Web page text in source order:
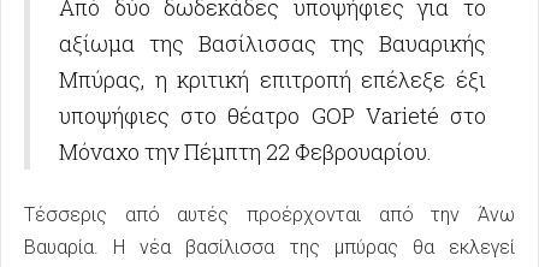
Από δύο δωδεκάδες υποψήφιες για το
αξίωμα της Βασίλισσας της Βαυαρικής
Μπύρας, η κριτική επιτροπή επέλεξε έξι
υποψήφιες στο θέατρο GOP Varieté στο
Μόναχο την Πέμπτη 22 Φεβρουαρίου.
Τέσσερις από αυτές προέρχονται από την Άνω
Βαυαρία. Η νέα βασίλισσα της μπύρας θα εκλεγεί